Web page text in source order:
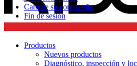
Cambie su contraseña
Fin de sesión
Productos
Nuevos productos
Diagnóstico, inspección y